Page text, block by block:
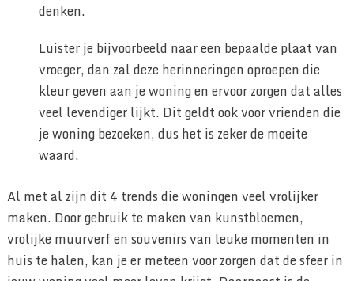
denken.
Luister je bijvoorbeeld naar een bepaalde plaat van
vroeger, dan zal deze herinneringen oproepen die
kleur geven aan je woning en ervoor zorgen dat alles
veel levendiger lijkt. Dit geldt ook voor vrienden die
je woning bezoeken, dus het is zeker de moeite
waard.
Al met al zijn dit 4 trends die woningen veel vrolijker
maken. Door gebruik te maken van kunstbloemen,
vrolijke muurverf en souvenirs van leuke momenten in
huis te halen, kan je er meteen voor zorgen dat de sfeer in